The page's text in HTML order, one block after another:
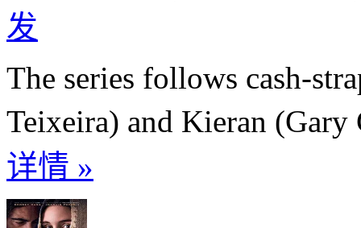
发
The series follows cash-
Teixeira) and Kieran
详情 »